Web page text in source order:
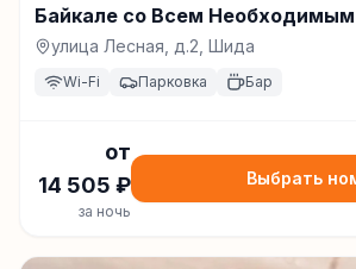
Байкале со Всем Необходимым
улица Лесная, д.2, Шида
Wi-Fi Парковка Бар
от
14 505 ₽
за ночь
Выбрать